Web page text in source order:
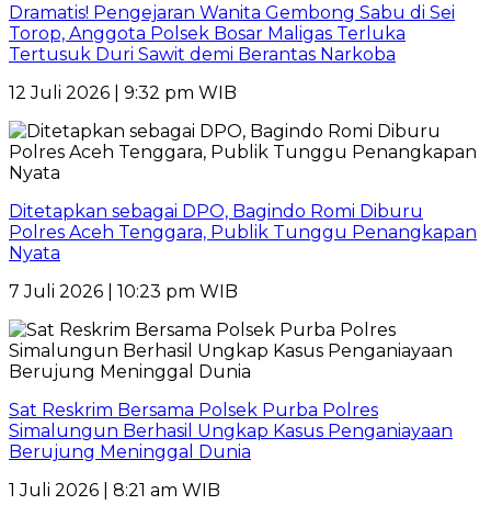
Dramatis! Pengejaran Wanita Gembong Sabu di Sei
Torop, Anggota Polsek Bosar Maligas Terluka
Tertusuk Duri Sawit demi Berantas Narkoba
12 Juli 2026 | 9:32 pm WIB
Ditetapkan sebagai DPO, Bagindo Romi Diburu
Polres Aceh Tenggara, Publik Tunggu Penangkapan
Nyata
7 Juli 2026 | 10:23 pm WIB
Sat Reskrim Bersama Polsek Purba Polres
Simalungun Berhasil Ungkap Kasus Penganiayaan
Berujung Meninggal Dunia
1 Juli 2026 | 8:21 am WIB